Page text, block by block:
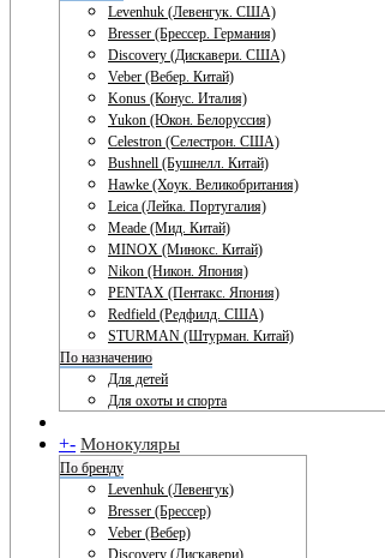
Levenhuk (Левенгук. США)
Bresser (Брессер. Германия)
Discovery (Дискавери. США)
Veber (Вебер. Китай)
Konus (Конус. Италия)
Yukon (Юкон. Белоруссия)
Celestron (Селестрон. США)
Bushnell (Бушнелл. Китай)
Hawke (Хоук. Великобритания)
Leica (Лейка. Португалия)
Meade (Мид. Китай)
MINOX (Минокс. Китай)
Nikon (Никон. Япония)
PENTAX (Пентакс. Япония)
Redfield (Редфилд. США)
STURMAN (Штурман. Китай)
По назначению
Для детей
Для охоты и спорта
+- Монокуляры
По бренду
Levenhuk (Левенгук)
Bresser (Брессер)
Veber (Вебер)
Discovery (Дискавери)